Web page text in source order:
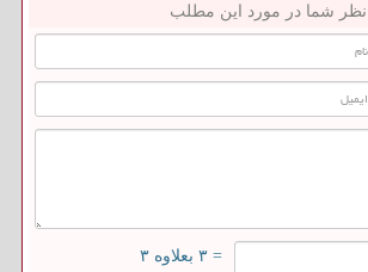
نظر شما در مورد این مطلب
= ۳ بعلاوه ۳